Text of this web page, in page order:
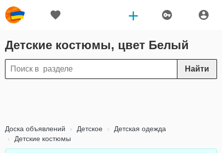
Детские костюмы, цвет Белый
Найти
Доска объявлений Детское
Детская одежда
Детские костюмы